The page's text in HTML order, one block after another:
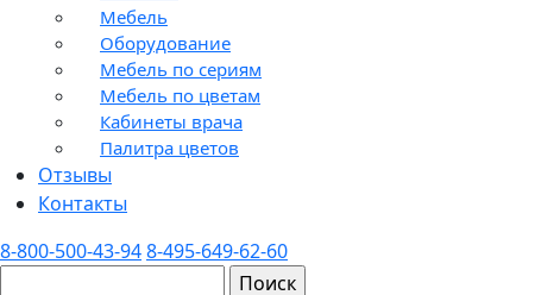
Мебель
Оборудование
Мебель по сериям
Мебель по цветам
Кабинеты врача
Палитра цветов
Отзывы
Контакты
8-800-500-43-948-495-649-62-60